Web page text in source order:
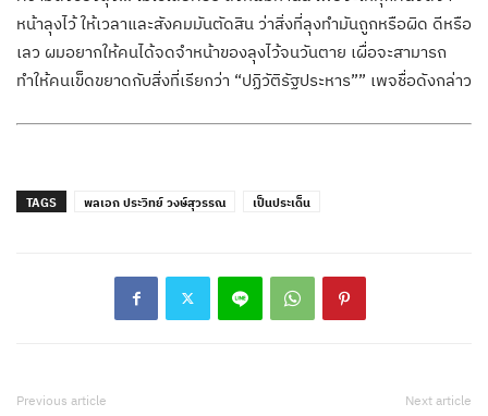
หน้าลุงไว้ ให้เวลาและสังคมมันตัดสิน ว่าสิ่งที่ลุงทำมันถูกหรือผิด ดีหรือ
เลว ผมอยากให้คนได้จดจำหน้าของลุงไว้จนวันตาย เผื่อจะสามารถ
ทำให้คนเข็ดขยาดกับสิ่งที่เรียกว่า “ปฏิวัติรัฐประหาร”” เพจชื่อดังกล่าว
TAGS พลเอก ประวิทย์ วงษ์สุวรรณ เป็นประเด็น
Previous article Next article